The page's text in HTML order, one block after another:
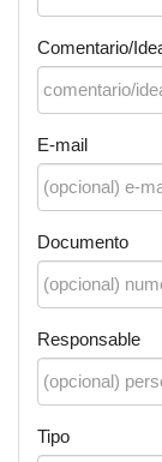
Comentario/
E-mail
Documento
Responsable
Tipo